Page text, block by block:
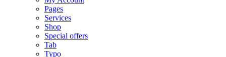
Pages
Services
Shop
Special offers
Tab
Typo